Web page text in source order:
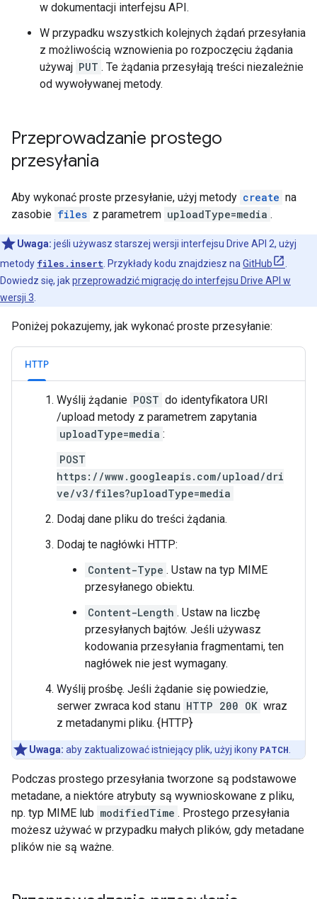
w dokumentacji interfejsu API.
W przypadku wszystkich kolejnych żądań przesyłania
z możliwością wznowienia po rozpoczęciu żądania
używaj PUT . Te żądania przesyłają treści niezależnie
od wywoływanej metody.
Przeprowadzanie prostego
przesyłania
Aby wykonać proste przesyłanie, użyj metody create na
zasobie files z parametrem uploadType=media .
Uwaga: jeśli używasz starszej wersji interfejsu Drive API 2, użyj
metody files.insert . Przykłady kodu znajdziesz na GitHub
Dowiedz się, jakprzeprowadzić migrację do interfejsu Drive API w
wersji 3
Poniżej pokazujemy, jak wykonać proste przesyłanie:
HTTP
Wyślij żądanie POST do identyfikatora URI
/upload metody z parametrem zapytania
uploadType=media :
POST
https://www.googleapis.com/upload/dri
ve/v3/files?uploadType=media
Dodaj dane pliku do treści żądania.
Dodaj te nagłówki HTTP:
Content-Type . Ustaw na typ MIME
przesyłanego obiektu.
Content-Length . Ustaw na liczbę
przesyłanych bajtów. Jeśli używasz
kodowania przesyłania fragmentami, ten
nagłówek nie jest wymagany.
Wyślij prośbę. Jeśli żądanie się powiedzie,
serwer zwraca kod stanu HTTP 200 OK wraz
z metadanymi pliku. {HTTP}
Uwaga: aby zaktualizować istniejący plik, użyj ikony PATCH
Podczas prostego przesyłania tworzone są podstawowe
metadane, a niektóre atrybuty są wywnioskowane z pliku,
np. typ MIME lub modifiedTime . Prostego przesyłania
możesz używać w przypadku małych plików, gdy metadane
plików nie są ważne.